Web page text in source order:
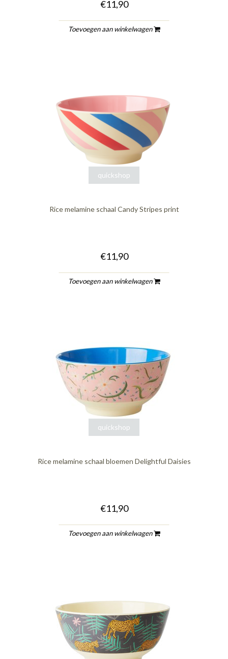
€11,90
Toevoegen aan winkelwagen
quickshop
Rice melamine schaal Candy Stripes print
€11,90
Toevoegen aan winkelwagen
quickshop
Rice melamine schaal bloemen Delightful Daisies
€11,90
Toevoegen aan winkelwagen